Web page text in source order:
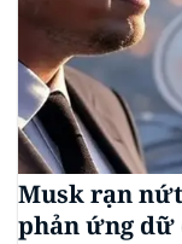
Musk rạn
phản ứng dữ